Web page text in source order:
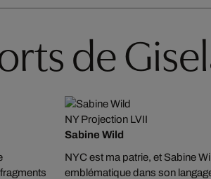
de
NY Projection LVII
Sabine Wild
NYC est ma patrie, et Sabine
emblématique dans son